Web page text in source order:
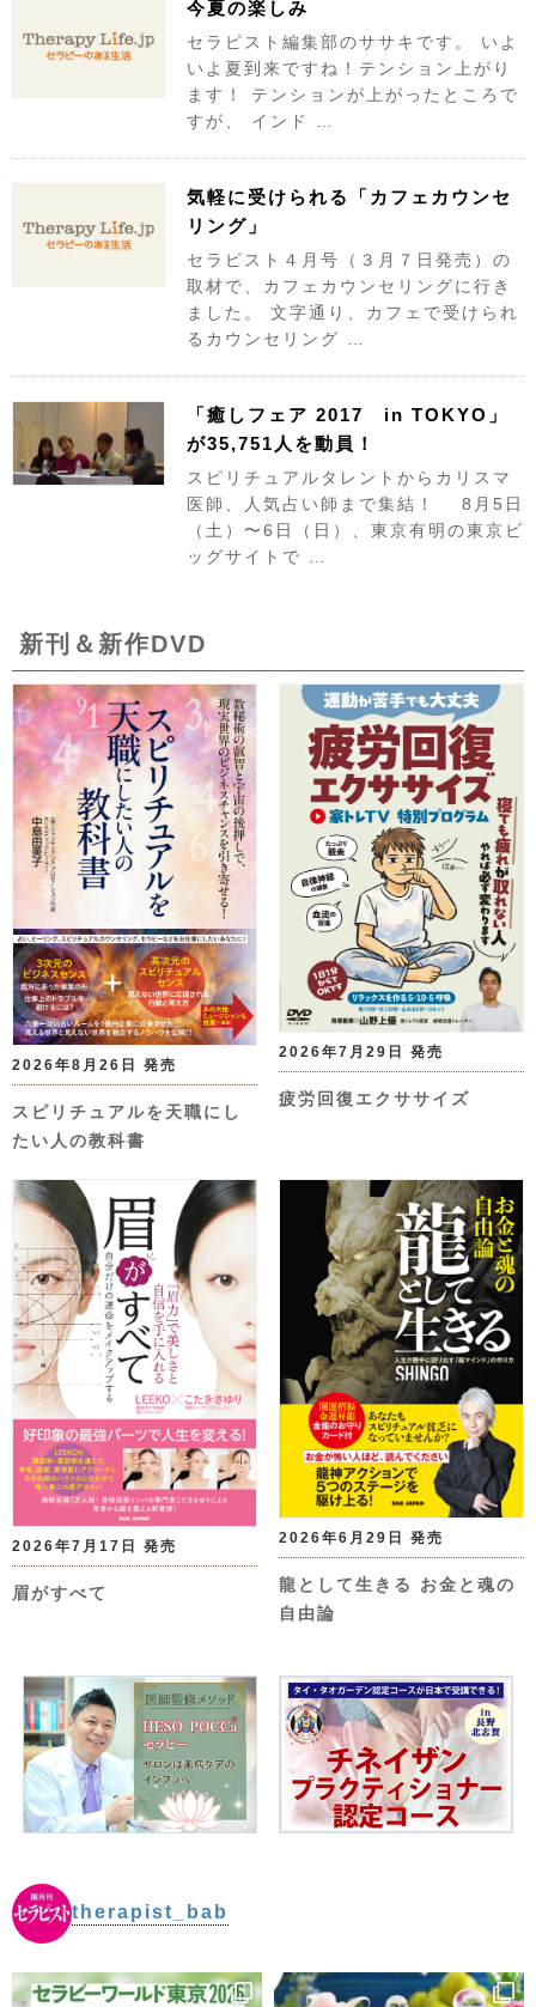
今夏の楽しみ
セラピスト編集部のササキです。 いよ
いよ夏到来ですね！テンション上がり
ます！ テンションが上がったところで
すが、 インド …
気軽に受けられる「カフェカウンセ
リング」
セラピスト４月号（３月７日発売）の
取材で、カフェカウンセリングに行き
ました。 文字通り、カフェで受けられ
るカウンセリング …
「癒しフェア 2017 in TOKYO」
が35,751人を動員！
スピリチュアルタレントからカリスマ
医師、人気占い師まで集結！ 8月5日
（土）〜6日（日）、東京有明の東京ビ
ッグサイトで …
新刊＆新作DVD
2026年8月26日 発売
スピリチュアルを天職にし
たい人の教科書
2026年7月29日 発売
疲労回復エクササイズ
2026年7月17日 発売
眉がすべて
2026年6月29日 発売
龍として生きる お金と魂の
自由論
therapist_bab